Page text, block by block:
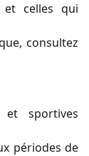
celles qui
consultez
et sportives
périodes de